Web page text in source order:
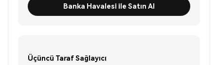
Banka Havalesi ile Satın Al
Üçüncü Taraf Sağlayıcı